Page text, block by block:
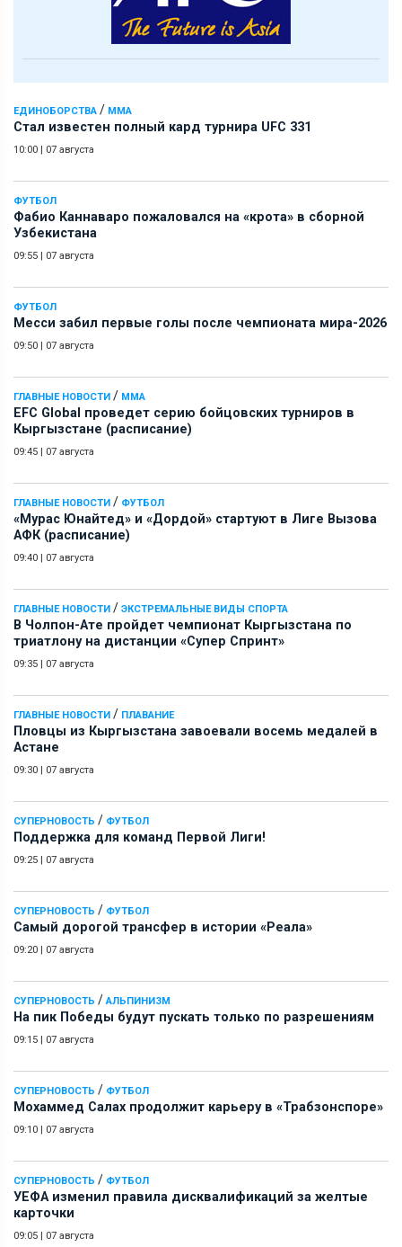
ЕДИНОБОРСТВА / ММА
Стал известен полный кард турнира UFC 331
10:00 | 07 августа
ФУТБОЛ
Фабио Каннаваро пожаловался на «крота» в сборной
Узбекистана
09:55 | 07 августа
ФУТБОЛ
Месси забил первые голы после чемпионата мира-2026
09:50 | 07 августа
ГЛАВНЫЕ НОВОСТИ / ММА
EFC Global проведет серию бойцовских турниров в
Кыргызстане (расписание)
09:45 | 07 августа
ГЛАВНЫЕ НОВОСТИ / ФУТБОЛ
«Мурас Юнайтед» и «Дордой» стартуют в Лиге Вызова
АФК (расписание)
09:40 | 07 августа
ГЛАВНЫЕ НОВОСТИ / ЭКСТРЕМАЛЬНЫЕ ВИДЫ СПОРТА
В Чолпон-Ате пройдет чемпионат Кыргызстана по
триатлону на дистанции «Супер Спринт»
09:35 | 07 августа
ГЛАВНЫЕ НОВОСТИ / ПЛАВАНИЕ
Пловцы из Кыргызстана завоевали восемь медалей в
Астане
09:30 | 07 августа
СУПЕРНОВОСТЬ / ФУТБОЛ
Поддержка для команд Первой Лиги!
09:25 | 07 августа
СУПЕРНОВОСТЬ / ФУТБОЛ
Самый дорогой трансфер в истории «Реала»
09:20 | 07 августа
СУПЕРНОВОСТЬ / АЛЬПИНИЗМ
На пик Победы будут пускать только по разрешениям
09:15 | 07 августа
СУПЕРНОВОСТЬ / ФУТБОЛ
Мохаммед Салах продолжит карьеру в «Трабзонспоре»
09:10 | 07 августа
СУПЕРНОВОСТЬ / ФУТБОЛ
УЕФА изменил правила дисквалификаций за желтые
карточки
09:05 | 07 августа